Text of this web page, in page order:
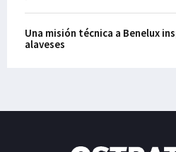
Una misión técnica a Benelux
alaveses